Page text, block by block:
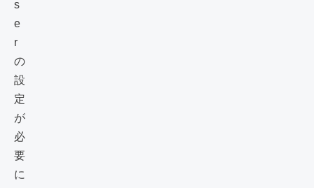
s
e
r
の
設
定
が
必
要
に